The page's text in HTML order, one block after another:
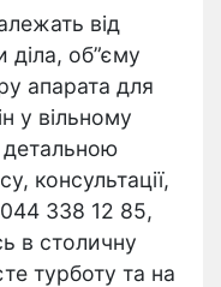
від
діла, об”єму
апарата для
у вільному
детальною
консультації,
338 12 85,
в столичну
турботу та на